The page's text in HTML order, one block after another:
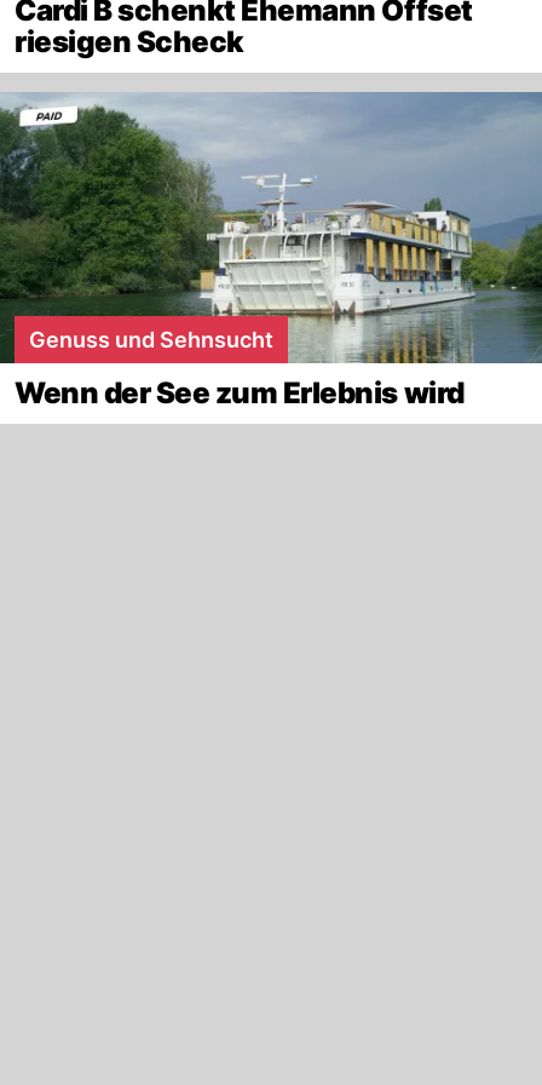
Cardi B schenkt Ehemann Offset
riesigen Scheck
Genuss und Sehnsucht
Wenn der See zum Erlebnis wird